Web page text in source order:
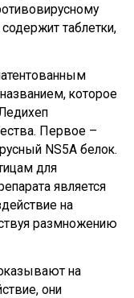
таблетки,
которое
Первое –
NS5A белок.
для
является
на
размножению
на
они